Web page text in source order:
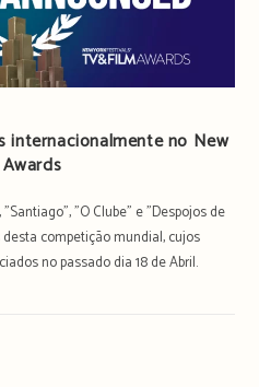
internacionalmente no New
"O Clube" e "Despojos de
competição mundial, cujos
no passado dia 18 de Abril.